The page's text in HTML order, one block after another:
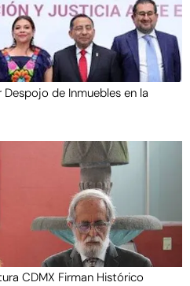
de Inmuebles en la
CDMX Firman Histórico